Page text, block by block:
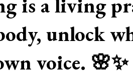
unlock
voice.